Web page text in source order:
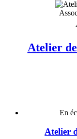
Atelier
En
Atelier